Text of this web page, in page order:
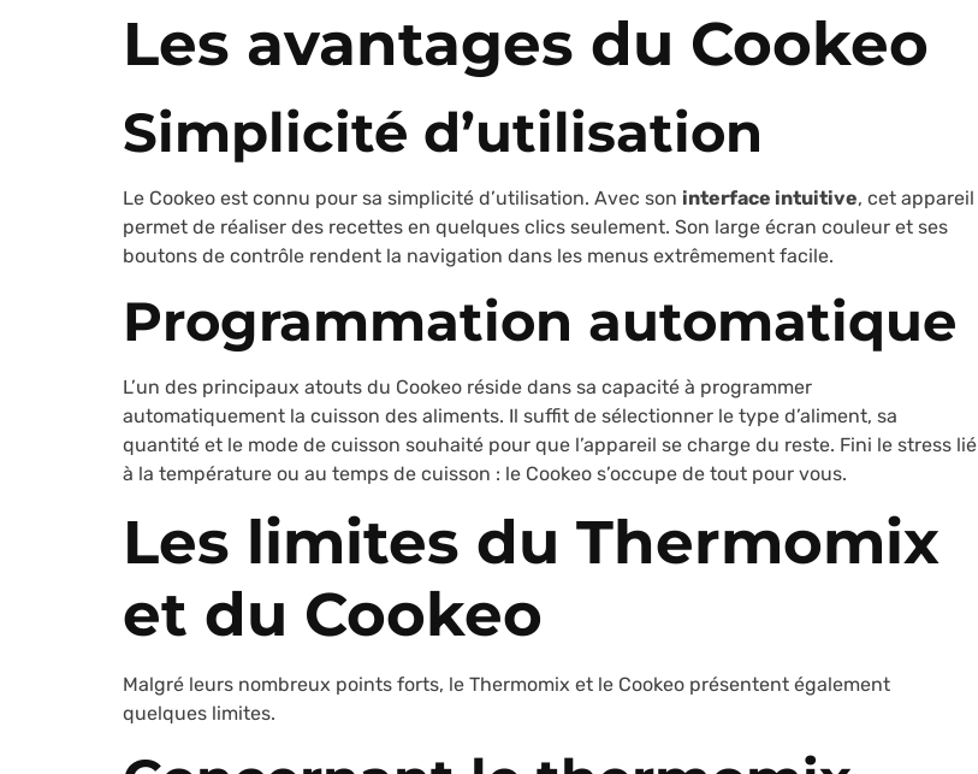
Les avantages du Cookeo
Simplicité d’utilisation
Le Cookeo est connu pour sa simplicité d’utilisation. Avec son interface intuitive, cet appareil
permet de réaliser des recettes en quelques clics seulement. Son large écran couleur et ses
boutons de contrôle rendent la navigation dans les menus extrêmement facile.
Programmation automatique
L’un des principaux atouts du Cookeo réside dans sa capacité à programmer
automatiquement la cuisson des aliments. Il suffit de sélectionner le type d’aliment, sa
quantité et le mode de cuisson souhaité pour que l’appareil se charge du reste. Fini le stress lié
à la température ou au temps de cuisson : le Cookeo s’occupe de tout pour vous.
Les limites du Thermomix
et du Cookeo
Malgré leurs nombreux points forts, le Thermomix et le Cookeo présentent également
quelques limites.